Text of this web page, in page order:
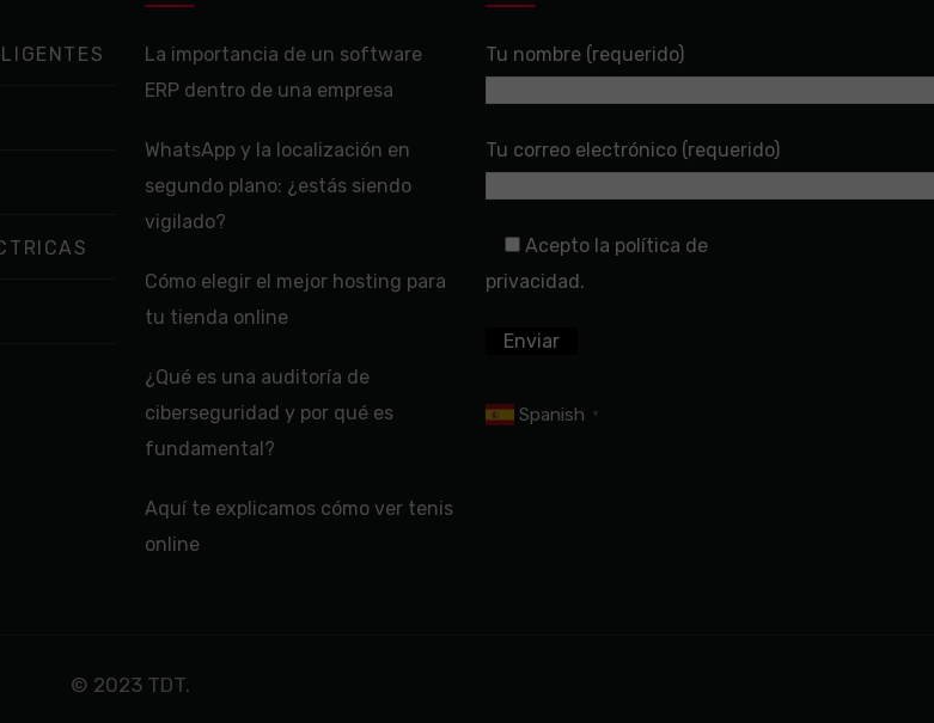
La importancia de un software
ERP dentro de una empresa
WhatsApp y la localización en
segundo plano: ¿estás siendo
vigilado?
Cómo elegir el mejor hosting para
tu tienda online
¿Qué es una auditoría de
ciberseguridad y por qué es
fundamental?
Aquí te explicamos cómo ver tenis
online
Tu nombre (requerido)
Tu correo electrónico (requerido)
Acepto la política de
privacidad.
Spanish ▼
© 2023 TDT.